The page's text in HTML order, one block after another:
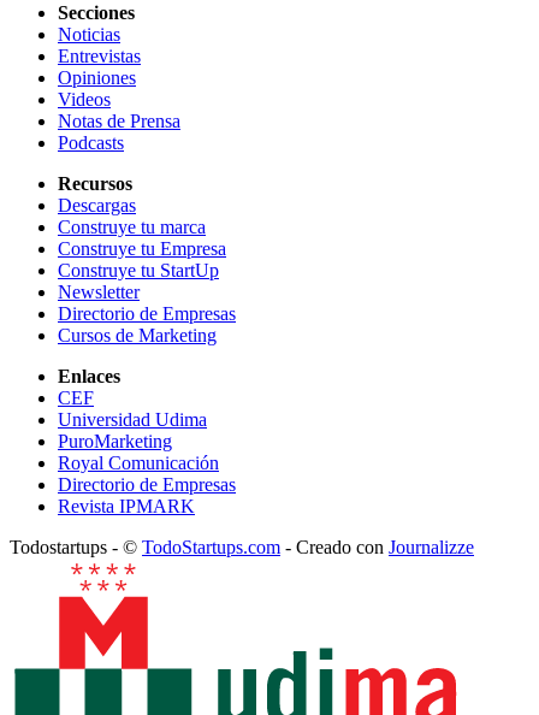
Secciones
Noticias
Entrevistas
Opiniones
Videos
Notas de Prensa
Podcasts
Recursos
Descargas
Construye tu marca
Construye tu Empresa
Construye tu StartUp
Newsletter
Directorio de Empresas
Cursos de Marketing
Enlaces
CEF
Universidad Udima
PuroMarketing
Royal Comunicación
Directorio de Empresas
Revista IPMARK
Todostartups - © TodoStartups.com - Creado con Journalizze